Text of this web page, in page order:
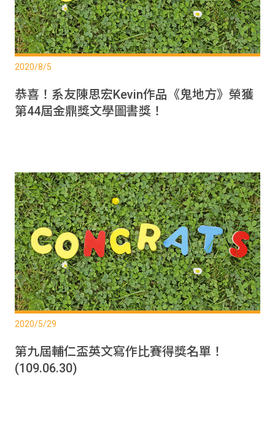
2020/8/5
恭喜！系友陳思宏Kevin作品《鬼地方》榮獲
第44屆金鼎獎文學圖書獎！
2020/5/29
第九屆輔仁盃英文寫作比賽得獎名單！
(109.06.30)